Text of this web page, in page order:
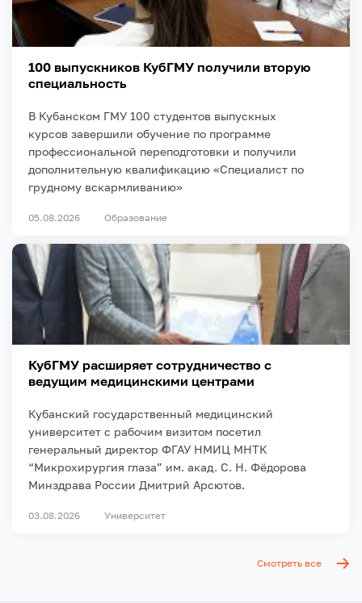
100 выпускников КубГМУ получили вторую
специальность
В Кубанском ГМУ 100 студентов выпускных
курсов завершили обучение по программе
профессиональной переподготовки и получили
дополнительную квалификацию «Специалист по
грудному вскармливанию»
05.08.2026 Образование
КубГМУ расширяет сотрудничество с
ведущим медицинскими центрами
Кубанский государственный медицинский
университет с рабочим визитом посетил
генеральный директор ФГАУ НМИЦ МНТК
“Микрохирургия глаза” им. акад. С. Н. Фёдорова
Минздрава России Дмитрий Арсютов.
03.08.2026 Университет
Смотреть все